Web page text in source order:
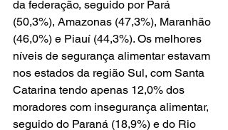
da federação, seguido por Pará
(50,3%), Amazonas (47,3%), Maranhão
(46,0%) e Piauí (44,3%). Os melhores
níveis de segurança alimentar estavam
nos estados da região Sul, com Santa
Catarina tendo apenas 12,0% dos
moradores com insegurança alimentar,
seguido do Paraná (18,9%) e do Rio